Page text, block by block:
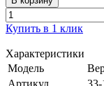
Купить в 1 клик
Характеристики
Модель
Артикул
33-